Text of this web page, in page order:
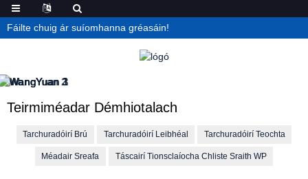
Fáilte chuig ár suíomhanna gréasáin!
Teirmiméadar Démhiotalach
Tarchuradóirí Brú Tarchuradóirí Leibhéal Tarchuradóirí Teochta
Méadair Sreafa Táscairí Tionsclaíocha Chliste Sraith WP